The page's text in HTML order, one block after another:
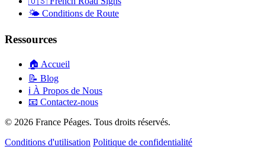
🌤️ Conditions de Route
Ressources
🏠 Accueil
📝 Blog
ℹ️ À Propos de Nous
📧 Contactez-nous
© 2026 France Péages. Tous droits réservés.
Conditions d'utilisation Politique de confidentialité